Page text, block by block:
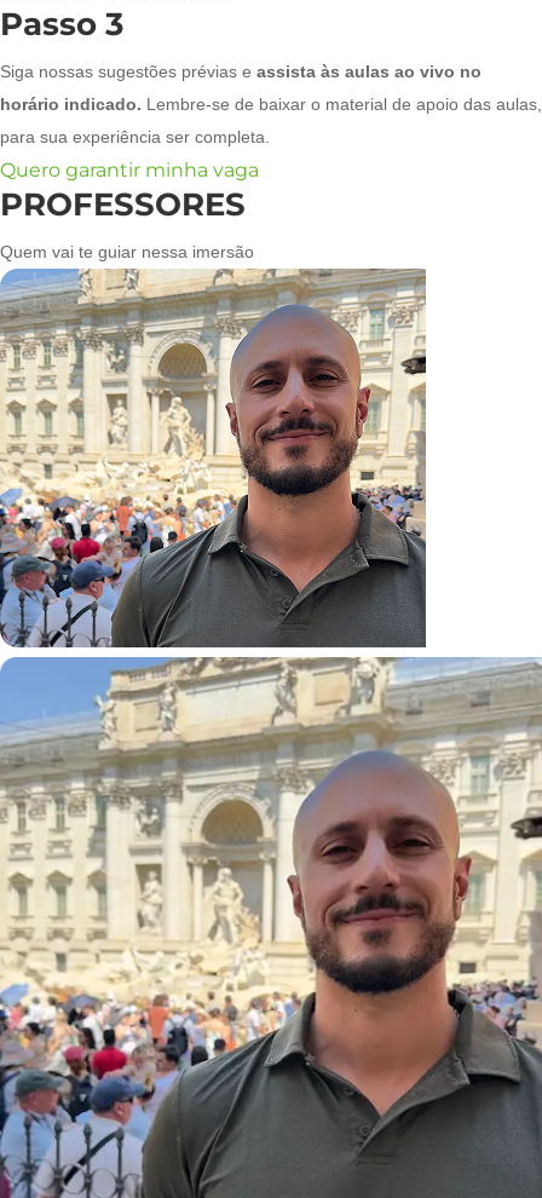
Passo 3
Siga nossas sugestões prévias e assista às aulas ao vivo no
horário indicado. Lembre-se de baixar o material de apoio das aulas,
para sua experiência ser completa.
Quero garantir minha vaga
PROFESSORES
Quem vai te guiar nessa imersão